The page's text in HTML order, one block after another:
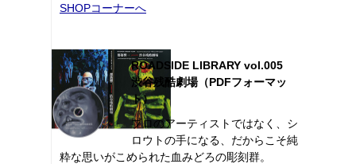
SHOPコーナーへ
ROADSIDE LIBRARY vol.005
渋谷残酷劇場（PDFフォーマッ
ト）
プロのアーティストではなく、シ
ロウトの手になる、だからこそ純
粋な思いがこめられた血みどろの彫刻群。